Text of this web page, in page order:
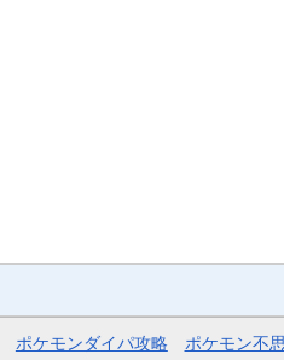
ポケモンダイパ攻略 ポケモン不